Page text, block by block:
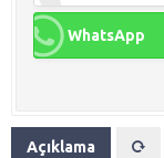
WhatsApp
Açıklama